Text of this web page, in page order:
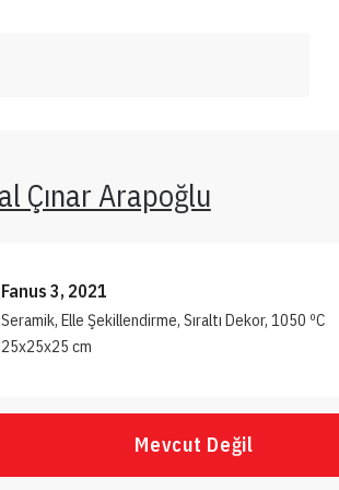
Çınar Arapoğlu
Fanus 3, 2021
Seramik, Elle Şekillendirme, Sıraltı Dekor, 1050 ºC
25x25x25 cm
Mevcut Değil